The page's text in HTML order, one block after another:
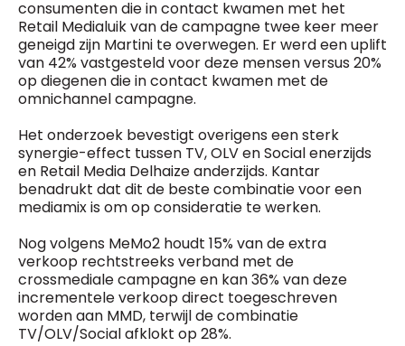
consumenten die in contact kwamen met het
Retail Medialuik van de campagne twee keer meer
geneigd zijn Martini te overwegen. Er werd een uplift
van 42% vastgesteld voor deze mensen versus 20%
op diegenen die in contact kwamen met de
omnichannel campagne.
Het onderzoek bevestigt overigens een sterk
synergie-effect tussen TV, OLV en Social enerzijds
en Retail Media Delhaize anderzijds. Kantar
benadrukt dat dit de beste combinatie voor een
mediamix is om op consideratie te werken.
Nog volgens MeMo2 houdt 15% van de extra
verkoop rechtstreeks verband met de
crossmediale campagne en kan 36% van deze
incrementele verkoop direct toegeschreven
worden aan MMD, terwijl de combinatie
TV/OLV/Social afklokt op 28%.